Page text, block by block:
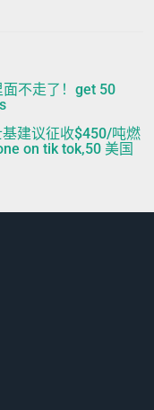
面不走了！get 50
建议征收$450/吨燃
on tik tok,50 美国